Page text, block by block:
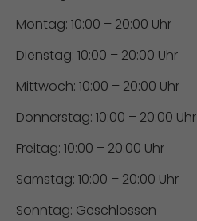
Montag: 10:00 – 20:00 Uhr
Dienstag: 10:00 – 20:00 Uhr
Mittwoch: 10:00 – 20:00 Uhr
Donnerstag: 10:00 – 20:00 Uhr
Freitag: 10:00 – 20:00 Uhr
Samstag: 10:00 – 20:00 Uhr
Sonntag: Geschlossen